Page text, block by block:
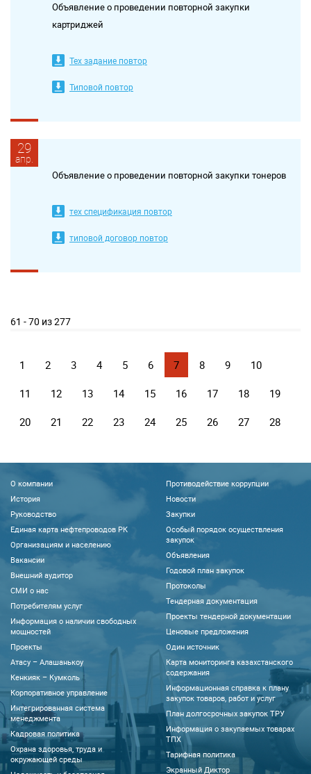
Объявление о проведении повторной закупки
картриджей
Тех задание повтор
Типовой повтор
29
апр.
Объявление о проведении повторной закупки тонеров
тех спецификация повтор
типовой договор повтор
61 - 70 из 277
1 2 3 4 5 6 7 8 9 10
11 12 13 14 15 16 17 18 19
20 21 22 23 24 25 26 27 28
О компании
История
Руководство
Единая карта нефтепроводов РК
Организациям и населению
Вакансии
Внешний аудитор
CМИ о нас
Потребителям услуг
Информация о наличии свободных
мощностей
Проекты
Атасу – Алашанькоу
Кенкияк – Кумколь
Корпоративное управление
Интегрированная система
менеджмента
Кадровая политика
Охрана здоровья, труда и
окружающей среды
Противодействие коррупции
Новости
Закупки
Особый порядок осуществления
закупок
Объявления
Годовой план закупок
Протоколы
Тендерная документация
Проекты тендерной документации
Ценовые предложения
Один источник
Карта мониторинга казахстанского
содержания
Информационная справка к плану
закупок товаров, работ и услуг
План долгосрочных закупок ТРУ
Информация о закупаемых товарах
ТПХ
Тарифная политика
Экранный Диктор